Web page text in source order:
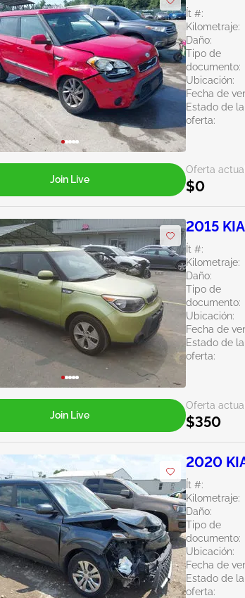
Ít #:
Kilometraje:
Daño:
Tipo de
documento:
Ubicación:
Fecha de
Estado de la
oferta:
Oferta
$0
Join Live
2015
Ít #:
Kilometraje:
Daño:
Tipo de
documento:
Ubicación:
Fecha de
Estado de la
oferta:
Oferta
$350
Join Live
2020
Ít #:
Kilometraje:
Daño:
Tipo de
documento:
Ubicación:
Fecha de
Estado de la
oferta: